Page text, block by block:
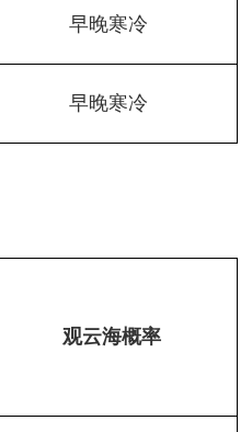
早晚寒冷
早晚寒冷
观云海概率